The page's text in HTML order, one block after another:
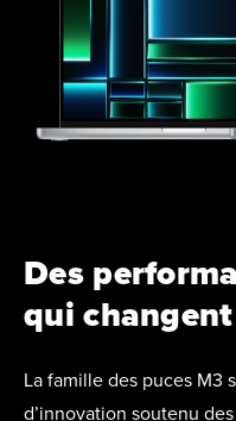
Des
qui
La famille des puces M3
d’innovation soutenu